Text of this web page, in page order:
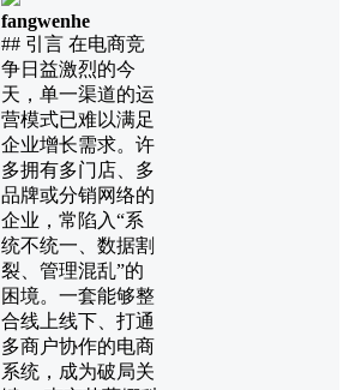
fangwenhe
## 引言 在电商竞
争日益激烈的今
天，单一渠道的运
营模式已难以满足
企业增长需求。许
多拥有多门店、多
品牌或分销网络的
企业，常陷入“系
统不统一、数据割
裂、管理混乱”的
困境。一套能够整
合线上线下、打通
多商户协作的电商
系统，成为破局关